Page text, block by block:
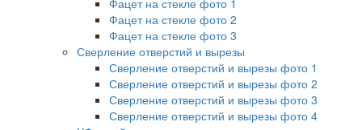
Фацет на стекле фото 1
Фацет на стекле фото 2
Фацет на стекле фото 3
Сверление отверстий и вырезы
Сверление отверстий и вырезы фото 1
Сверление отверстий и вырезы фото 2
Сверление отверстий и вырезы фото 3
Сверление отверстий и вырезы фото 4